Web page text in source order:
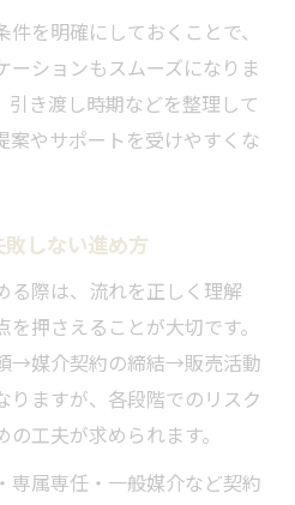
業者を見抜くポイント
の進め方を伝授
して進めるための流れ
る売却手続きの工夫
比較する際の注意点
先を選ぶ基準とは
ができる大阪府のポイント
売却を安心して行う条件
ートが不動産売却で大切
時のサポート活用術
を明確にしておくことで、
ーションもスムーズになりま
引き渡し時期などを整理して
案やサポートを受けやすくな
しない進め方
る際は、流れを正しく理解
押さえることが大切です。
→媒介契約の締結→販売活動
ますが、各段階でのリスク
工夫が求められます。
専属専任・一般媒介など契約